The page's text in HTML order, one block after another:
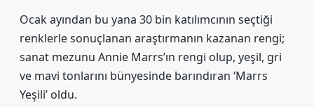
Ocak ayından bu yana 30 bin katılımcının seçtiği
renklerle sonuçlanan araştırmanın kazanan rengi;
sanat mezunu Annie Marrs’ın rengi olup, yeşil, gri
ve mavi tonlarını bünyesinde barındıran ‘Marrs
Yeşili’ oldu.